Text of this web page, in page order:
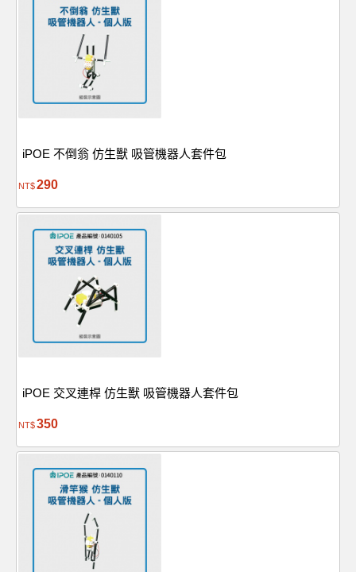
iPOE 不倒翁 仿生獸 吸管機器人套件包
NT$290
iPOE 交叉連桿 仿生獸 吸管機器人套件包
NT$350